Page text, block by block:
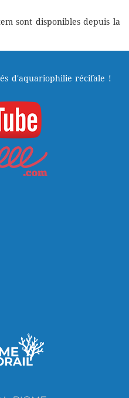
sont disponibles depuis la
d'aquariophilie récifale !